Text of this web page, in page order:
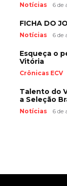
Notícias 6 de
FICHA DO
Notícias 6 de
Esqueça o
Vitória
Crônicas ECV
Talento do
a Seleção
Notícias 6 de